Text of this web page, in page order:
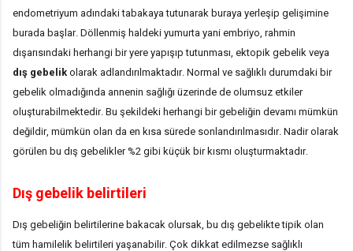
endometriyum adındaki tabakaya tutunarak buraya yerleşip gelişimine
burada başlar. Döllenmiş haldeki yumurta yani embriyo, rahmin
dışarısındaki herhangi bir yere yapışıp tutunması, ektopik gebelik veya
dış gebelik olarak adlandırılmaktadır. Normal ve sağlıklı durumdaki bir
gebelik olmadığında annenin sağlığı üzerinde de olumsuz etkiler
oluşturabilmektedir. Bu şekildeki herhangi bir gebeliğin devamı mümkün
değildir, mümkün olan da en kısa sürede sonlandırılmasıdır. Nadir olarak
görülen bu dış gebelikler %2 gibi küçük bir kısmı oluşturmaktadır.
Dış gebelik belirtileri
Dış gebeliğin belirtilerine bakacak olursak, bu dış gebelikte tipik olan
tüm hamilelik belirtileri yaşanabilir. Çok dikkat edilmezse sağlıklı